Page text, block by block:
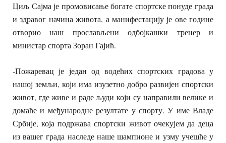
Циљ Сајма је промовисање богате спортске понуде града
и здравог начина живота, а манифестацију је ове године
отворио наш прослављени одбојкашки тренер и
министар спорта Зоран Гајић.
-Пожаревац је један од водећих спортских градова у
нашој земљи, који има изузетно добро развијен спортски
живот, где живе и раде људи који су направили велике и
домаће и међународне резултате у спорту. У име Владе
Србије, која подржава спортски живот очекујем да деца
из вашег града наследе наше шампионе и узму учешће у